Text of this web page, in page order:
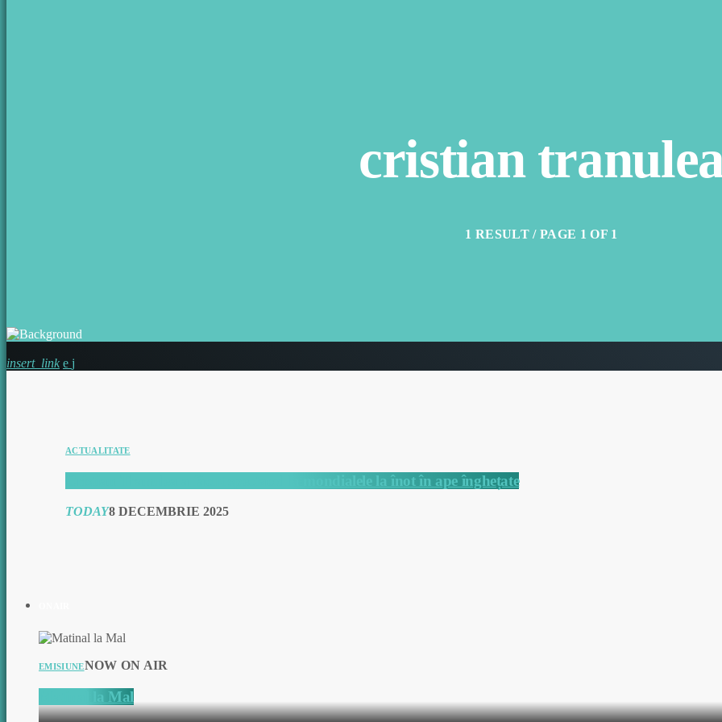
cristian
1 RESULT / PAGE 1 OF 1
insert_link
ACTUALITATE
Cristian Tranulea a făcut spectacol la mondialele la înot în ape înghețate
TODAY8 DECEMBRIE 2025
EMISIUNENOW ON AIR
Matinal la Mal